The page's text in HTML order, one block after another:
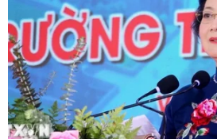
IoT Hub sẽ là nơi hỗ trợ nghiên cứu
trung đẩy nhanh tiến độ của Việt
(Ảnh: Minh Hiếu/
Sáng 10/4, Bộ Khoa học và
cùng Công ty Ericsson (Thụy
tâm đổi mới sáng tạo về